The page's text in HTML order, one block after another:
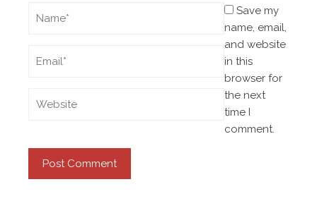
Save my
name, email,
and website
in this
browser for
the next
time I
comment.